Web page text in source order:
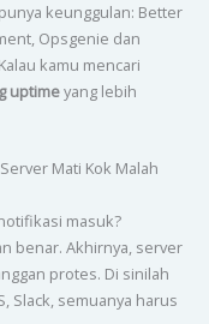
keunggulan: Better
Opsgenie dan
kamu mencari
uptimeyang lebih
Mati Kok Malah
masuk?
benar. Akhirnya, server
protes. Di sinilah
Slack, semuanya harus